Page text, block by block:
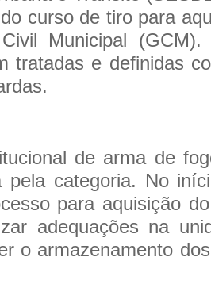
curso de tiro para
Municipal
tratadas e definidas
de arma de
pela categoria. No
para aquisição
adequações na
o armazenamento